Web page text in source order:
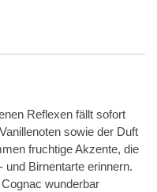
Reflexen fällt sofort
sowie der Duft
fruchtige Akzente, die
und Birnentarte erinnern.
wunderbar